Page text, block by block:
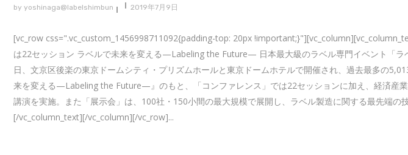
by yoshinaga@labelshimbun 2019年7月9日
[vc_row css=".vc_custom_1456998711092{padding-top: 20px
は22セッション ラベルで未来を変える—Labeling the Future— 日本最大級のラベル専門イベント「ラ
日、文京区後楽の東京ドームシティ・プリズムホールと東京ドームホテルで開催され、過去最多の
来を変える—Labeling the Future—』のもと、「コンファレンス」では22セッションに加え、経済産
講演を実施。また「展示会」は、100社・150小間の最大規模で展開し、ラベル製造に関する最先端の
[/vc_column_text][/vc_column][/vc_row]...